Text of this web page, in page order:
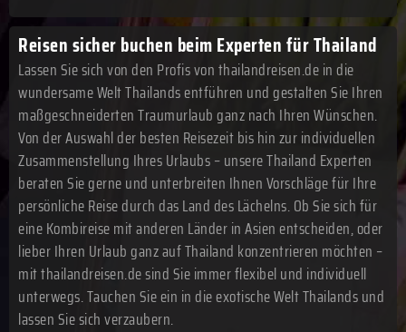
Reisen sicher buchen beim Experten für Thailand
Lassen Sie sich von den Profis von thailandreisen.de in die
wundersame Welt Thailands entführen und gestalten Sie Ihren
maßgeschneiderten Traumurlaub ganz nach Ihren Wünschen.
Von der Auswahl der besten Reisezeit bis hin zur individuellen
Zusammenstellung Ihres Urlaubs – unsere Thailand Experten
beraten Sie gerne und unterbreiten Ihnen Vorschläge für Ihre
persönliche Reise durch das Land des Lächelns. Ob Sie sich für
eine Kombireise mit anderen Länder in Asien entscheiden, oder
lieber Ihren Urlaub ganz auf Thailand konzentrieren möchten –
mit thailandreisen.de sind Sie immer flexibel und individuell
unterwegs. Tauchen Sie ein in die exotische Welt Thailands und
lassen Sie sich verzaubern.